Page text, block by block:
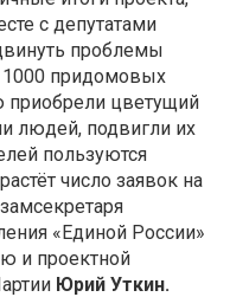
с депутатами
проблемы
1000 придомовых
приобрели цветущий
людей, подвигли их
пользуются
число заявок на
«Единой России»
и проектной
Юрий Уткин.